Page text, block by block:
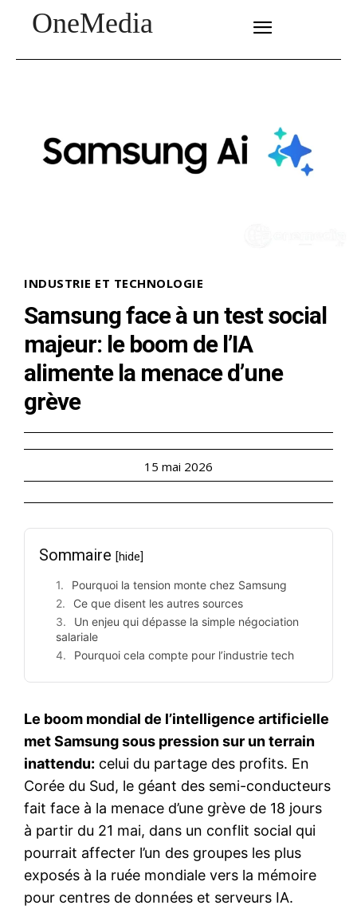
OneMedia
INDUSTRIE ET TECHNOLOGIE
Samsung face à un test social
majeur: le boom de l’IA
alimente la menace d’une
grève
15 mai 2026
Sommaire [hide]
Pourquoi la tension monte chez Samsung
Ce que disent les autres sources
Un enjeu qui dépasse la simple négociation
salariale
Pourquoi cela compte pour l’industrie tech
Le boom mondial de l’intelligence artificielle
met Samsung sous pression sur un terrain
inattendu: celui du partage des profits. En
Corée du Sud, le géant des semi-conducteurs
fait face à la menace d’une grève de 18 jours
à partir du 21 mai, dans un conflit social qui
pourrait affecter l’un des groupes les plus
exposés à la ruée mondiale vers la mémoire
pour centres de données et serveurs IA.